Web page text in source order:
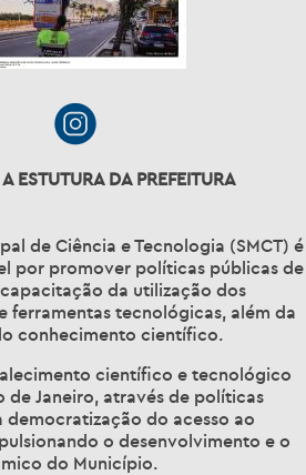
ESTUTURA DA PREFEITURA
de Ciência e Tecnologia (SMCT) é
por promover políticas públicas de
da utilização dos
ferramentas tecnológicas, além da
conhecimento científico.
científico e tecnológico
de Janeiro, através de políticas
democratização do acesso ao
o desenvolvimento e o
do Município.